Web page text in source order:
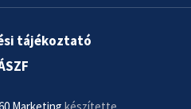
tájékoztató